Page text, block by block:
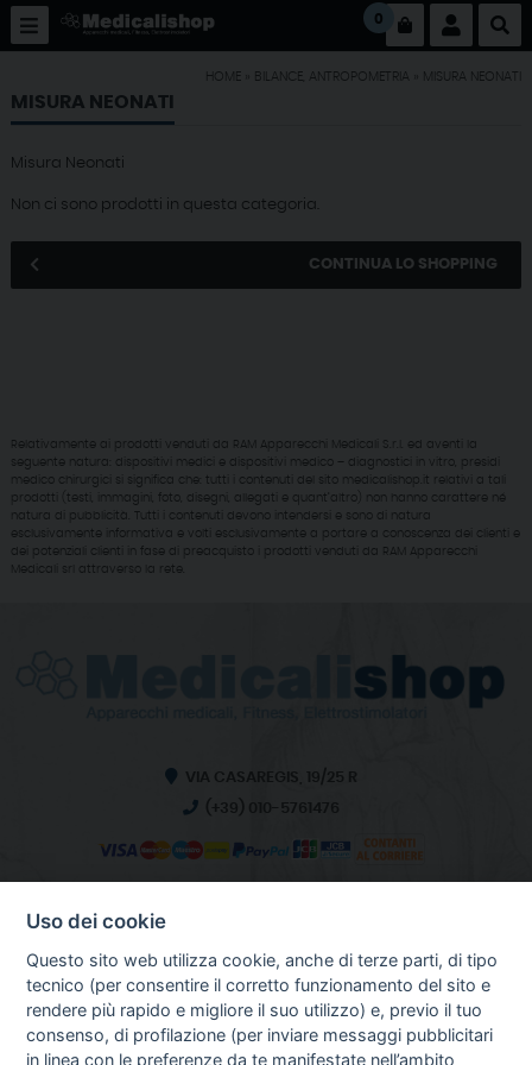
0
HOME BILANCE, ANTROPOMETRIA MISURA NEONATI
MISURA NEONATI
Misura Neonati
Non ci sono prodotti in questa categoria.
CONTINUA LO SHOPPING
Relativamente ai prodotti venduti da RAM Apparecchi Medicali S.r.l. ed aventi la
seguente natura: dispositivi medici e dispositivi medico – diagnostici in vitro, presidi
medico chirurgici si significa che: tutti i contenuti del sito medicalishop.it relativi a tali
prodotti (testi, immagini, foto, disegni, allegati e quant’altro) non hanno carattere né
natura di pubblicità. Tutti i contenuti devono intendersi e sono di natura
esclusivamente informativa e volti esclusivamente a portare a conoscenza dei clienti e
dei potenziali clienti in fase di preacquisto i prodotti venduti da RAM Apparecchi
Medicali srl attraverso la rete.
VIA CASAREGIS, 19/25 R
(+39) 010-5761476
HOME
CHI SIAMO
NOTIZIE
CONTATTI
Uso dei cookie
Questo sito web utilizza cookie, anche di terze parti, di tipo
tecnico (per consentire il corretto funzionamento del sito e
rendere più rapido e migliore il suo utilizzo) e, previo il tuo
consenso, di profilazione (per inviare messaggi pubblicitari
in linea con le preferenze da te manifestate nell’ambito